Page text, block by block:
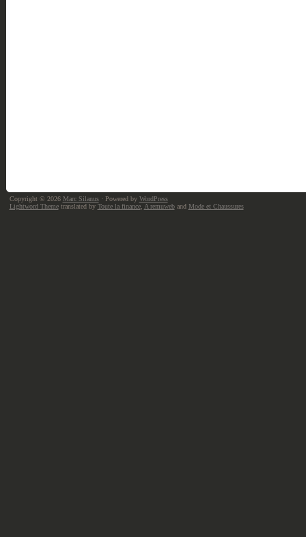
Copyright © 2026 Marc Silanus· Powered by WordPress
Lightword Themetranslated by Toute la finance, A remuweband Mode et Chaussures